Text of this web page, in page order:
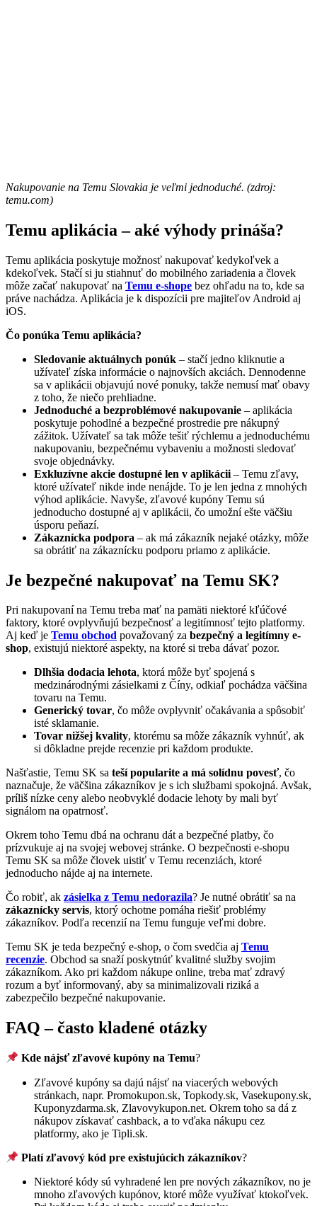
Nakupovanie na Temu Slovakia je veľmi jednoduché. (zdroj:
temu.com)
Temu aplikácia – aké výhody prináša?
Temu aplikácia poskytuje možnosť nakupovať kedykoľvek a
kdekoľvek. Stačí si ju stiahnuť do mobilného zariadenia a človek
môže začať nakupovať na Temu e-shope bez ohľadu na to, kde sa
práve nachádza. Aplikácia je k dispozícii pre majiteľov Android aj
iOS.
Čo ponúka Temu aplikácia?
Sledovanie aktuálnych ponúk – stačí jedno kliknutie a
užívateľ získa informácie o najnovších akciách. Dennodenne
sa v aplikácii objavujú nové ponuky, takže nemusí mať obavy
z toho, že niečo prehliadne.
Jednoduché a bezproblémové nakupovanie – aplikácia
poskytuje pohodlné a bezpečné prostredie pre nákupný
zážitok. Užívateľ sa tak môže tešiť rýchlemu a jednoduchému
nakupovaniu, bezpečnému vybaveniu a možnosti sledovať
svoje objednávky.
Exkluzívne akcie dostupné len v aplikácii – Temu zľavy,
ktoré užívateľ nikde inde nenájde. To je len jedna z mnohých
výhod aplikácie. Navyše, zľavové kupóny Temu sú
jednoducho dostupné aj v aplikácii, čo umožní ešte väčšiu
úsporu peňazí.
Zákaznícka podpora – ak má zákazník nejaké otázky, môže
sa obrátiť na zákaznícku podporu priamo z aplikácie.
Je bezpečné nakupovať na Temu SK?
Pri nakupovaní na Temu treba mať na pamäti niektoré kľúčové
faktory, ktoré ovplyvňujú bezpečnosť a legitímnosť tejto platformy.
Aj keď je Temu obchod považovaný za bezpečný a legitímny e-
shop, existujú niektoré aspekty, na ktoré si treba dávať pozor.
Dlhšia dodacia lehota, ktorá môže byť spojená s
medzinárodnými zásielkami z Číny, odkiaľ pochádza väčšina
tovaru na Temu.
Generický tovar, čo môže ovplyvniť očakávania a spôsobiť
isté sklamanie.
Tovar nižšej kvality, ktorému sa môže zákazník vyhnúť, ak
si dôkladne prejde recenzie pri každom produkte.
Našťastie, Temu SK sa teší popularite a má solídnu povesť, čo
naznačuje, že väčšina zákazníkov je s ich službami spokojná. Avšak,
príliš nízke ceny alebo neobvyklé dodacie lehoty by mali byť
signálom na opatrnosť.
Okrem toho Temu dbá na ochranu dát a bezpečné platby, čo
prízvukuje aj na svojej webovej stránke. O bezpečnosti e-shopu
Temu SK sa môže človek uistiť v Temu recenziách, ktoré
jednoducho nájde aj na internete.
Čo robiť, ak zásielka z Temu nedorazila? Je nutné obrátiť sa na
zákaznícky servis, ktorý ochotne pomáha riešiť problémy
zákazníkov. Podľa recenzií na Temu funguje veľmi dobre.
Temu SK je teda bezpečný e-shop, o čom svedčia aj Temu
recenzie. Obchod sa snaží poskytnúť kvalitné služby svojim
zákazníkom. Ako pri každom nákupe online, treba mať zdravý
rozum a byť informovaný, aby sa minimalizovali riziká a
zabezpečilo bezpečné nakupovanie.
FAQ – často kladené otázky
Kde nájsť zľavové kupóny na Temu?
Zľavové kupóny sa dajú nájsť na viacerých webových
stránkach, napr. Promokupon.sk, Topkody.sk, Vasekupony.sk,
Kuponyzdarma.sk, Zlavovykupon.net. Okrem toho sa dá z
nákupov získavať cashback, a to vďaka nákupu cez
platformy, ako je Tipli.sk.
Platí zľavový kód pre existujúcich zákazníkov?
Niektoré kódy sú vyhradené len pre nových zákazníkov, no je
mnoho zľavových kupónov, ktoré môže využívať ktokoľvek.